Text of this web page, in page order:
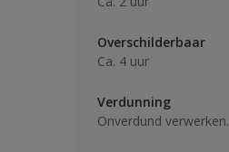
Overschilderbaar
Ca. 4 uur
Verdunning
Onverdund verwerken.